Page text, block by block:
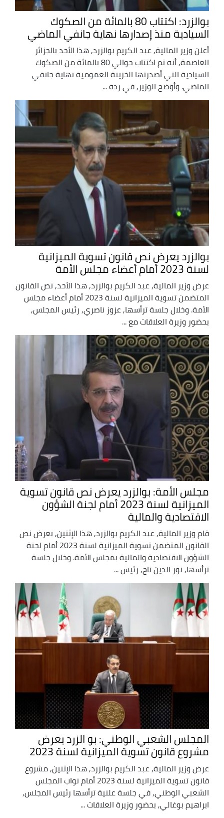
بوالزرد: اكتتاب 80 بالمائة من الصكوك
السيادية منذ إصدارها نهاية جانفي الماضي
أعلن وزير المالية, عبد الكريم بوالزرد, هذا الأحد بالجزائر
العاصمة, أنه تم اكتتاب حوالي 80 بالمائة من الصكوك
السيادية التي أصدرتها الخزينة العمومية نهاية جانفي
الماضي. وأوضح الوزير, في رده ...
بوالزرد يعرض نص قانون تسوية الميزانية
لسنة 2023 أمام أعضاء مجلس الأمة
عرض وزير المالية, عبد الكريم بوالزرد, هذا الأحد, نص القانون
المتضمن تسوية الميزانية لسنة 2023 أمام أعضاء مجلس
الأمة. وخلال جلسة ترأسها, عزوز ناصري, رئيس المجلس,
بحضور وزيرة العلاقات مع ...
مجلس الأمة: بوالزرد يعرض نص قانون تسوية
الميزانية لسنة 2023 أمام لجنة الشؤون
الاقتصادية والمالية
قام وزير المالية, عبد الكريم بوالزرد, هذا الإثنين, بعرض نص
القانون المتضمن تسوية الميزانية لسنة 2023 أمام لجنة
الشؤون الاقتصادية والمالية بمجلس الأمة. وخلال جلسة
ترأسها, نور الدين تاج, رئيس ...
المجلس الشعبي الوطني: بو الزرد يعرض
مشروع قانون تسوية الميزانية لسنة 2023
عرض وزير المالية, عبد الكريم بوالزرد, هذا الإثنين, مشروع
قانون تسوية الميزانية لسنة 2023 أمام نواب المجلس
الشعبي الوطني, في جلسة علنية ترأسها رئيس المجلس,
ابراهيم بوغالي, بحضور وزيرة العلاقات ...